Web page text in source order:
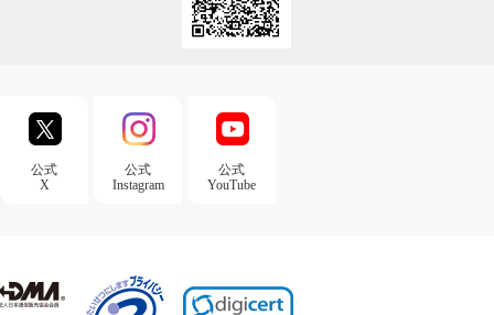
公式
X
公式
Instagram
公式
YouTube